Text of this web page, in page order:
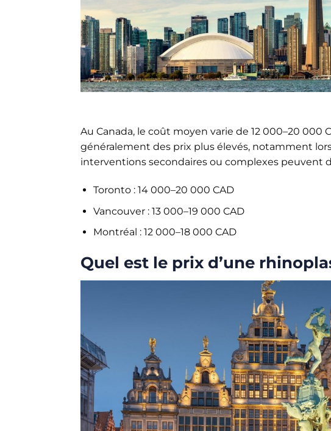
Au Canada, le coût moyen varie de 12 000–20 000
généralement des prix plus élevés, notamment
interventions secondaires ou complexes peuvent
Toronto : 14 000–20 000 CAD
Vancouver : 13 000–19 000 CAD
Montréal : 12 000–18 000 CAD
Quel est le prix d’une